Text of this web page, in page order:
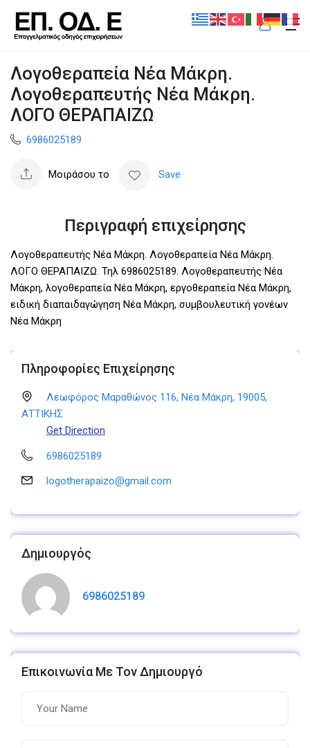
Λογοθεραπεία Νέα Μάκρη.
Λογοθεραπευτής Νέα Μάκρη.
ΛΟΓΟ ΘΕΡΑΠΑΙΖΩ
6986025189
Μοιράσου το Save
Περιγραφή επιχείρησης
Λογοθεραπευτής Νέα Μάκρη. Λογοθεραπεία Νέα Μάκρη.
ΛΟΓΟ ΘΕΡΑΠΑΙΖΩ. Τηλ 6986025189. Λογοθεραπευτής Νέα
Μάκρη, λογοθεραπεία Νέα Μάκρη, εργοθεραπεία Νέα Μάκρη,
ειδική διαπαιδαγώγηση Νέα Μάκρη, συμβουλευτική γονέων
Νέα Μάκρη
Πληροφορίες Επιχείρησης
Λεωφόρος Μαραθώνος 116, Νέα Μάκρη, 19005,
ΑΤΤΙΚΗΣ
Get Direction
6986025189
logotherapaizo@gmail.com
Δημιουργός
6986025189
Επικοινωνία Με Τον Δημιουργό